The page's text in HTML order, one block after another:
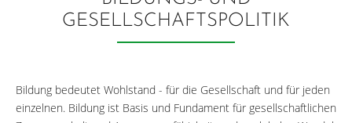
GESELLSCHAFTSPOLITIK
Bildung bedeutet Wohlstand - für die Gesellschaft und für jeden
einzelnen. Bildung ist Basis und Fundament für gesellschaftlichen